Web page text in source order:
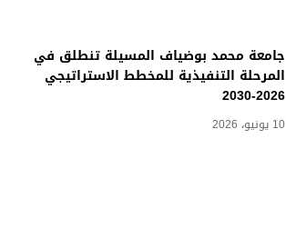
جامعة محمد بوضياف المسيلة تنطلق في
المرحلة التنفيذية للمخطط الاستراتيجي
2026-2030
10 يونيو، 2026